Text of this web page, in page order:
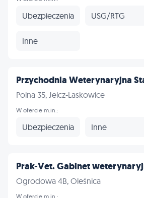
Ubezpieczenia USG/RTG
Inne
Przychodnia Weterynaryjna
Polna 35, Jelcz-Laskowice
W ofercie m.in.:
Ubezpieczenia Inne
Prak-Vet. Gabinet
Ogrodowa 4B, Oleśnica
W ofercie m.in.: